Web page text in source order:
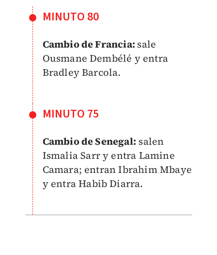
MINUTO 80
Cambio de Francia: sale
Ousmane Dembélé y entra
Bradley Barcola.
MINUTO 75
Cambio de Senegal: salen
Ismalia Sarr y entra Lamine
Camara; entran Ibrahim Mbaye
y entra Habib Diarra.